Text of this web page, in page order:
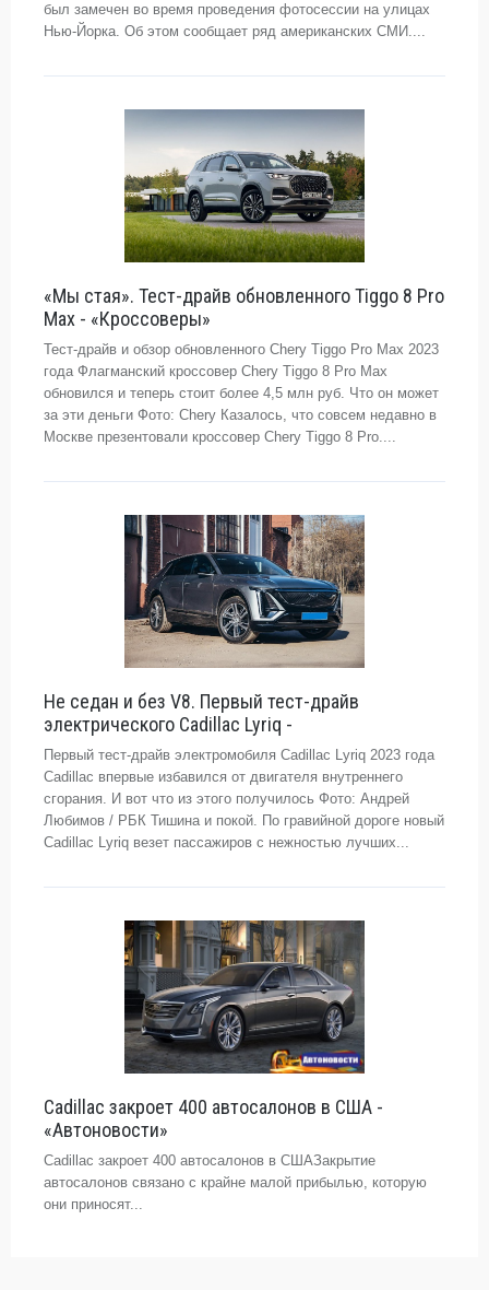
был замечен во время проведения фотосессии на улицах
Нью-Йорка. Об этом сообщает ряд американских СМИ....
«Мы стая». Тест-драйв обновленного Tiggo 8 Pro
Max - «Кроссоверы»
Тест-драйв и обзор обновленного Chery Tiggo Pro Max 2023
года Флагманский кроссовер Chery Tiggo 8 Pro Max
обновился и теперь стоит более 4,5 млн руб. Что он может
за эти деньги Фото: Chery Казалось, что совсем недавно в
Москве презентовали кроссовер Chery Tiggo 8 Pro....
Не седан и без V8. Первый тест-драйв
электрического Cadillac Lyriq -
Первый тест-драйв электромобиля Cadillac Lyriq 2023 года
Cadillac впервые избавился от двигателя внутреннего
сгорания. И вот что из этого получилось Фото: Андрей
Любимов / РБК Тишина и покой. По гравийной дороге новый
Cadillac Lyriq везет пассажиров с нежностью лучших...
Cadillac закроет 400 автосалонов в США -
«Автоновости»
Cadillac закроет 400 автосалонов в СШАЗакрытие
автосалонов связано с крайне малой прибылью, которую
они приносят...